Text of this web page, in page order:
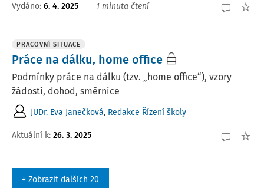
Vydáno: 6. 4. 2025 1 minuta čtení
PRACOVNÍ SITUACE
Práce na dálku, home office
Podmínky práce na dálku (tzv. „home office“), vzory
žádostí, dohod, směrnice
JUDr. Eva Janečková, Redakce Řízení školy
Aktuální k: 26. 3. 2025
+ Zobrazit dalších 20